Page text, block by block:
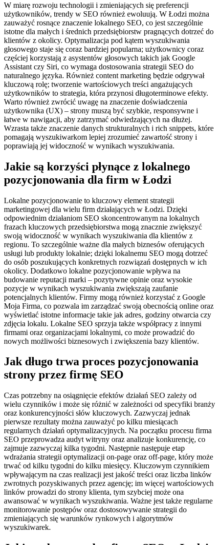
W miarę rozwoju technologii i zmieniających się preferencji
użytkowników, trendy w SEO również ewoluują. W Łodzi można
zauważyć rosnące znaczenie lokalnego SEO, co jest szczególnie
istotne dla małych i średnich przedsiębiorstw pragnących dotrzeć do
klientów z okolicy. Optymalizacja pod kątem wyszukiwania
głosowego staje się coraz bardziej popularna; użytkownicy coraz
częściej korzystają z asystentów głosowych takich jak Google
Assistant czy Siri, co wymaga dostosowania strategii SEO do
naturalnego języka. Również content marketing będzie odgrywał
kluczową rolę; tworzenie wartościowych treści angażujących
użytkowników to strategia, która przynosi długoterminowe efekty.
Warto również zwrócić uwagę na znaczenie doświadczenia
użytkownika (UX) – strony muszą być szybkie, responsywne i
łatwe w nawigacji, aby zatrzymać odwiedzających na dłużej.
Wzrasta także znaczenie danych strukturalnych i rich snippets, które
pomagają wyszukiwarkom lepiej zrozumieć zawartość strony i
poprawiają jej widoczność w wynikach wyszukiwania.
Jakie są korzyści płynące z lokalnego
pozycjonowania dla firm w Łodzi
Lokalne pozycjonowanie to kluczowy element strategii
marketingowej dla wielu firm działających w Łodzi. Dzięki
odpowiednim działaniom SEO skoncentrowanym na lokalnych
frazach kluczowych przedsiębiorstwa mogą znacznie zwiększyć
swoją widoczność w wynikach wyszukiwania dla klientów z
regionu. To szczególnie ważne dla małych biznesów oferujących
usługi lub produkty lokalnie; dzięki lokalnemu SEO mogą dotrzeć
do osób poszukujących konkretnych rozwiązań dostępnych w ich
okolicy. Dodatkowo lokalne pozycjonowanie wpływa na
budowanie reputacji marki – pozytywne opinie oraz wysokie
pozycje w wynikach wyszukiwania zwiększają zaufanie
potencjalnych klientów. Firmy mogą również korzystać z Google
Moja Firma, co pozwala im zarządzać swoją obecnością online oraz
wyświetlać istotne informacje takie jak adres, godziny otwarcia czy
zdjęcia lokalu. Lokalne SEO sprzyja także współpracy z innymi
firmami oraz organizacjami lokalnymi, co może prowadzić do
nowych możliwości biznesowych i zwiększenia bazy klientów.
Jak długo trwa proces pozycjonowania
strony przez firmę SEO
Czas potrzebny na osiągnięcie efektów działań SEO zależy od
wielu czynników i może się różnić w zależności od specyfiki branży
oraz konkurencyjności słów kluczowych. Zazwyczaj jednak
pierwsze rezultaty można zauważyć po kilku miesiącach
regularnych działań optymalizacyjnych. Na początku procesu firma
SEO przeprowadza audyt witryny oraz analizuje konkurencję, co
zajmuje zazwyczaj kilka tygodni. Następnie następuje etap
wdrażania strategii optymalizacji on-page oraz off-page, który może
trwać od kilku tygodni do kilku miesięcy. Kluczowym czynnikiem
wpływającym na czas realizacji jest jakość treści oraz liczba linków
zwrotnych pozyskiwanych przez agencję; im więcej wartościowych
linków prowadzi do strony klienta, tym szybciej może ona
awansować w wynikach wyszukiwania. Ważne jest także regularne
monitorowanie postępów oraz dostosowywanie strategii do
zmieniających się warunków rynkowych i algorytmów
wyszukiwarek.